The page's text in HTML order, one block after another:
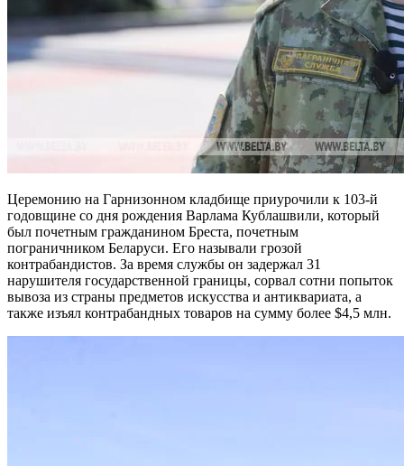
Церемонию на Гарнизонном кладбище приурочили к 103-й
годовщине со дня рождения Варлама Кублашвили, который
был почетным гражданином Бреста, почетным
пограничником Беларуси. Его называли грозой
контрабандистов. За время службы он задержал 31
нарушителя государственной границы, сорвал сотни попыток
вывоза из страны предметов искусства и антиквариата, а
также изъял контрабандных товаров на сумму более $4,5 млн.